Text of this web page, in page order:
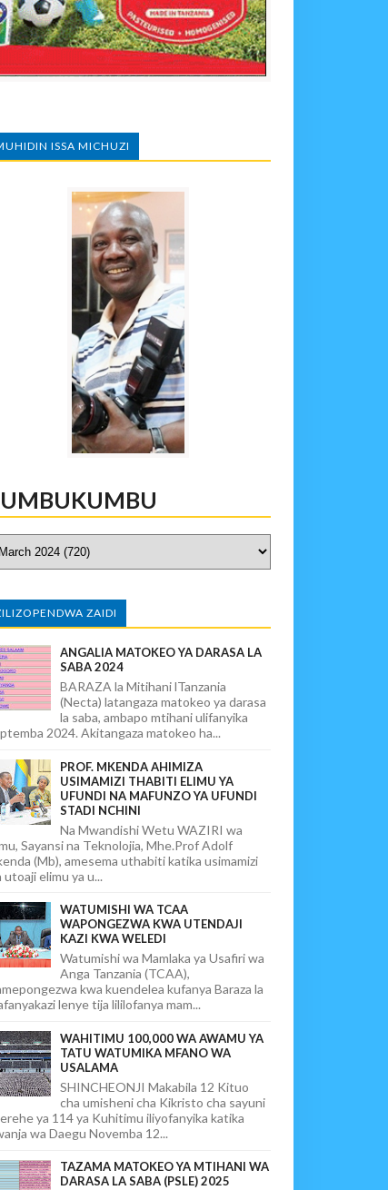
ISSA MICHUZI
ZAIDI
ANGALIA MATOKEO YA DARASA LA
SABA 2024
BARAZA la Mitihani lTanzania
(Necta) latangaza matokeo ya darasa
la saba, ambapo mtihani ulifanyika
2024. Akitangaza matokeo ha...
PROF. MKENDA AHIMIZA
USIMAMIZI THABITI ELIMU YA
UFUNDI NA MAFUNZO YA UFUNDI
STADI NCHINI
Na Mwandishi Wetu WAZIRI wa
Sayansi na Teknolojia, Mhe.Prof Adolf
(Mb), amesema uthabiti katika usimamizi
utoaji elimu ya u...
WATUMISHI WA TCAA
WAPONGEZWA KWA UTENDAJI
KAZI KWA WELEDI
Watumishi wa Mamlaka ya Usafiri wa
Anga Tanzania (TCAA),
kwa kuendelea kufanya Baraza la
lenye tija lililofanya mam...
WAHITIMU 100,000 WA AWAMU YA
TATU WATUMIKA MFANO WA
USALAMA
SHINCHEONJI Makabila 12 Kituo
cha umisheni cha Kikristo cha sayuni
ya 114 ya Kuhitimu iliyofanyika katika
wa Daegu Novemba 12...
TAZAMA MATOKEO YA MTIHANI WA
DARASA LA SABA (PSLE) 2025